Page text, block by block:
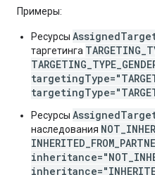
Примеры:
Ресурсы
таргетинга
Ресурсы
наследования